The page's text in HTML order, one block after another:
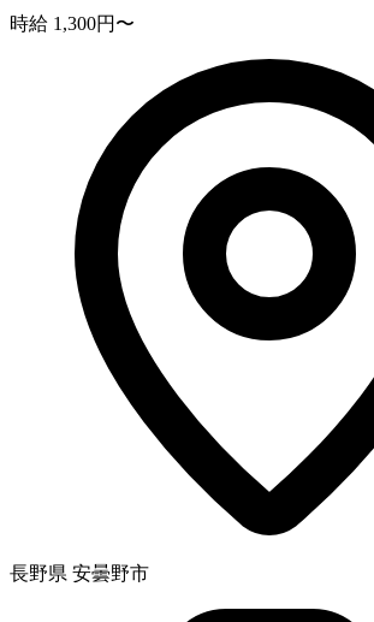
時給 1,300円〜
長野県 安曇野市